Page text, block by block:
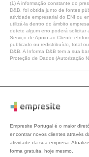
(1) A informação constante do
D&B, foi obtida junto de fontes
atividade empresarial do ENI ou
utilizá-la dentro do âmbito
detete algum erro poderá
Serviço de Apoio ao Cliente
publicado ou redistribuído, total
D&B. A Informa D&B tem a sua
Proteção de Dados (Autorização
Empresite Portugal é o maior
encontrar novos clientes através
atividade da sua empresa.
forma gratuita, hoje mesmo.